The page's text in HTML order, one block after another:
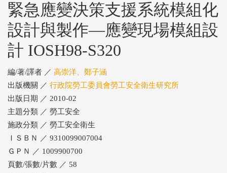
緊急應變決策支援系統模組化
設計與製作—應變現場模組設
計 IOSH98-S320
編/著/譯者 ／ 高崇洋、鄭子涵
出版機關 ／ 行政院勞工委員會勞工安全衛生研究所
出版日期 ／ 2010-02
主題分類 ／ 勞工安全
施政分類 ／ 勞工安全衛生
ＩＳＢＮ ／ 9310099007004
ＧＰＮ ／ 1009900700
頁數/張數/片數 ／ 58